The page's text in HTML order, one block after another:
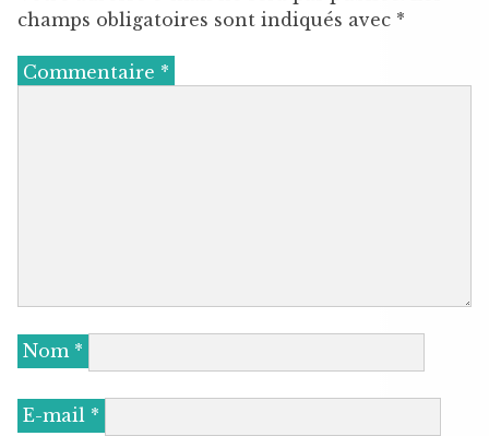
champs obligatoires sont indiqués avec *
Commentaire *
Nom *
E-mail *